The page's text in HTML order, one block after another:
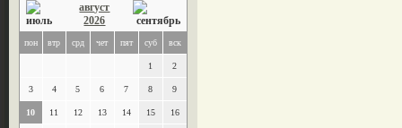
август
2026
пон втр срд чет пят суб вск
1 2
3 4 5 6 7 8 9
10 11 12 13 14 15 16